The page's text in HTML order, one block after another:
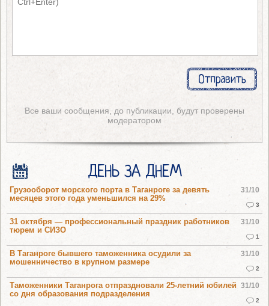
Все ваши сообщения, до публикации, будут проверены
модератором
ДЕНЬ ЗА ДНЕМ
31/10
3
Грузооборот морского порта в Таганроге за девять
месяцев этого года уменьшился на 29%
31/10
1
31 октября — профессиональный праздник работников
тюрем и СИЗО
31/10
2
В Таганроге бывшего таможенника осудили за
мошенничество в крупном размере
31/10
2
Таможенники Таганрога отпраздновали 25-летний юбилей
со дня образования подразделения